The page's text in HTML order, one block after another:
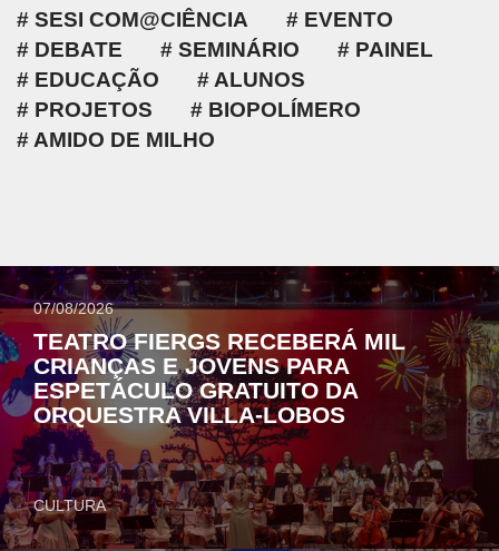
SESI COM@CIÊNCIA
EVENTO
DEBATE
SEMINÁRIO
PAINEL
EDUCAÇÃO
ALUNOS
PROJETOS
BIOPOLÍMERO
AMIDO DE MILHO
07/08/2026
TEATRO FIERGS RECEBERÁ MIL
CRIANÇAS E JOVENS PARA
ESPETÁCULO GRATUITO DA
ORQUESTRA VILLA-LOBOS
CULTURA